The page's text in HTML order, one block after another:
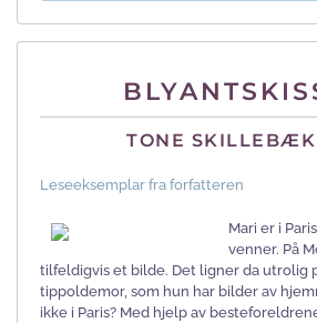
TONE SKILLEBÆK
Leseeksemplar fra forfatteren
Mari er i
venner. På
tilfeldigvis et bilde. Det ligner da utrolig
tippoldemor, som hun har bilder av
ikke i Paris? Med hjelp av